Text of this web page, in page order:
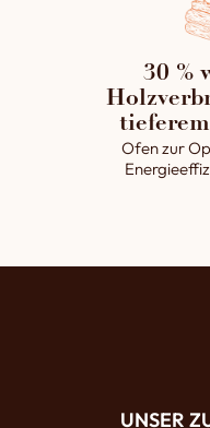
30 %
Ofen zur
UNSER